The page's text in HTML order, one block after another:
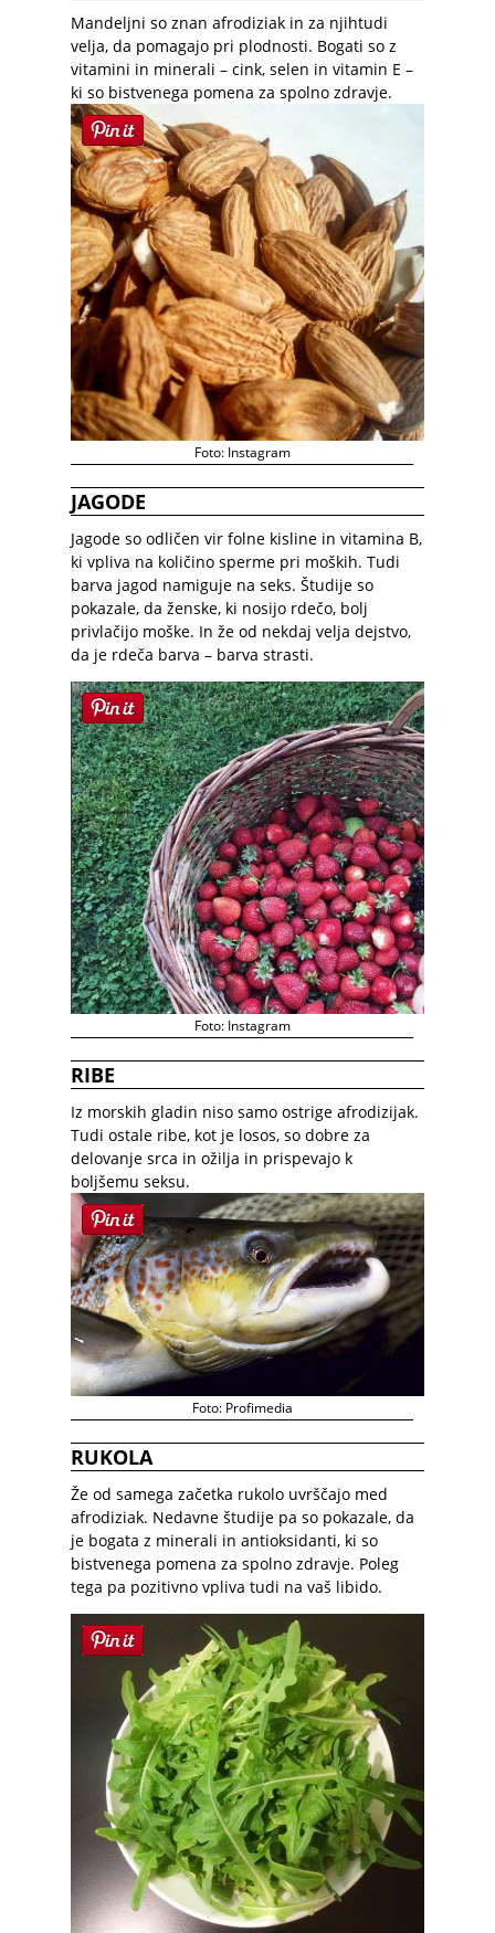
Mandeljni so znan afrodiziak in za njihtudi
velja, da pomagajo pri plodnosti. Bogati so z
vitamini in minerali – cink, selen in vitamin E –
ki so bistvenega pomena za spolno zdravje.
Foto: Instagram
JAGODE
Jagode so odličen vir folne kisline in vitamina B,
ki vpliva na količino sperme pri moških. Tudi
barva jagod namiguje na seks. Študije so
pokazale, da ženske, ki nosijo rdečo, bolj
privlačijo moške. In že od nekdaj velja dejstvo,
da je rdeča barva – barva strasti.
Foto: Instagram
RIBE
Iz morskih gladin niso samo ostrige afrodizijak.
Tudi ostale ribe, kot je losos, so dobre za
delovanje srca in ožilja in prispevajo k
boljšemu seksu.
Foto: Profimedia
RUKOLA
Že od samega začetka rukolo uvrščajo med
afrodiziak. Nedavne študije pa so pokazale, da
je bogata z minerali in antioksidanti, ki so
bistvenega pomena za spolno zdravje. Poleg
tega pa pozitivno vpliva tudi na vaš libido.